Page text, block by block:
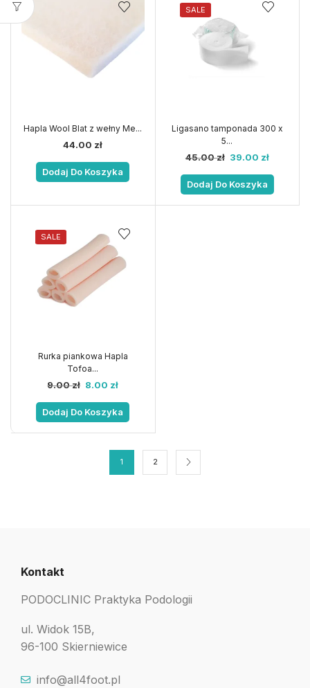
Hapla Wool Blat z wełny Me...
44.00 zł
Dodaj Do Koszyka
SALE
Ligasano tamponada 300 x
5...
45.00zł 39.00 zł
Dodaj Do Koszyka
SALE
Rurka piankowa Hapla
Tofoa...
9.00zł 8.00 zł
Dodaj Do Koszyka
1 2
Kontakt
PODOCLINIC Praktyka Podologii
ul. Widok 15B,
96-100 Skierniewice
info@all4foot.pl